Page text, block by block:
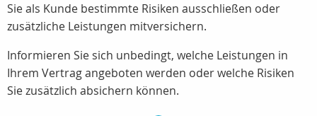
Sie als Kunde bestimmte Risiken ausschließen oder
zusätzliche Leistungen mitversichern.
Informieren Sie sich unbedingt, welche Leistungen in
Ihrem Vertrag angeboten werden oder welche Risiken
Sie zusätzlich absichern können.